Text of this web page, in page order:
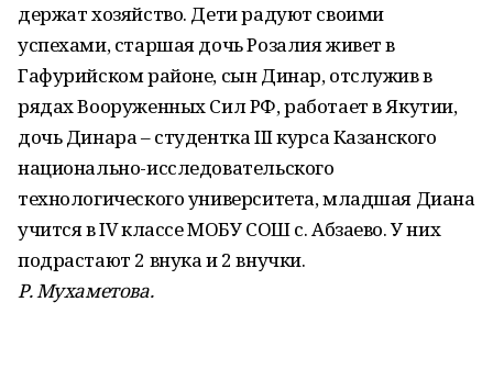
держат хозяйство. Дети радуют своими
успехами, старшая дочь Розалия живет в
Гафурийском районе, сын Динар, отслужив в
рядах Вооруженных Сил РФ, работает в Якутии,
дочь Динара – студентка III курса Казанского
национально-исследовательского
технологического университета, младшая Диана
учится в IV классе МОБУ СОШ с. Абзаево. У них
подрастают 2 внука и 2 внучки.
Р. Мухаметова.